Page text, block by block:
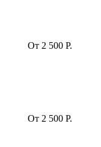
От 2 500 Р.
От 2 500 Р.